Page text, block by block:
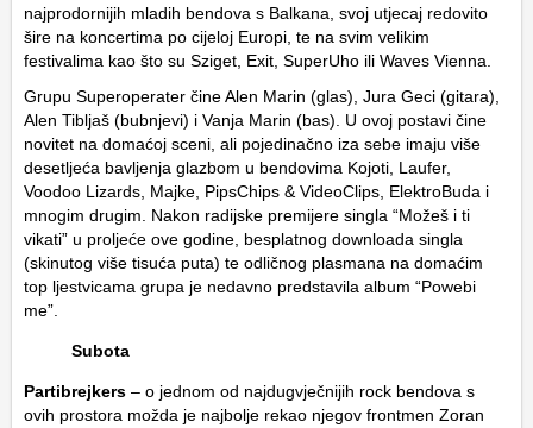
najprodornijih mladih bendova s Balkana, svoj utjecaj redovito
šire na koncertima po cijeloj Europi, te na svim velikim
festivalima kao što su Sziget, Exit, SuperUho ili Waves Vienna.
Grupu Superoperater čine Alen Marin (glas), Jura Geci (gitara),
Alen Tibljaš (bubnjevi) i Vanja Marin (bas). U ovoj postavi čine
novitet na domaćoj sceni, ali pojedinačno iza sebe imaju više
desetljeća bavljenja glazbom u bendovima Kojoti, Laufer,
Voodoo Lizards, Majke, PipsChips & VideoClips, ElektroBuda i
mnogim drugim. Nakon radijske premijere singla “Možeš i ti
vikati” u proljeće ove godine, besplatnog downloada singla
(skinutog više tisuća puta) te odličnog plasmana na domaćim
top ljestvicama grupa je nedavno predstavila album “Powebi
me”.
Subota
Partibrejkers – o jednom od najdugvječnijih rock bendova s
ovih prostora možda je najbolje rekao njegov frontmen Zoran